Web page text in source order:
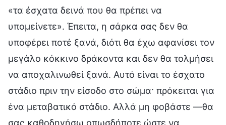
«τα έσχατα δεινά που θα πρέπει να
υπομείνετε». Έπειτα, η σάρκα σας δεν θα
υποφέρει ποτέ ξανά, διότι θα έχω αφανίσει τον
μεγάλο κόκκινο δράκοντα και δεν θα τολμήσει
να αποχαλινωθεί ξανά. Αυτό είναι το έσχατο
στάδιο πριν την είσοδο στο σώμα· πρόκειται για
ένα μεταβατικό στάδιο. Αλλά μη φοβάστε —θα
σας καθοδηγήσω οπωσδήποτε ώστε να